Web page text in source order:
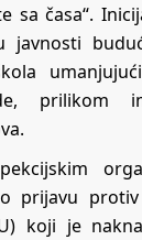
sa časa“.
javnosti
prilikom
prijavu
koji je